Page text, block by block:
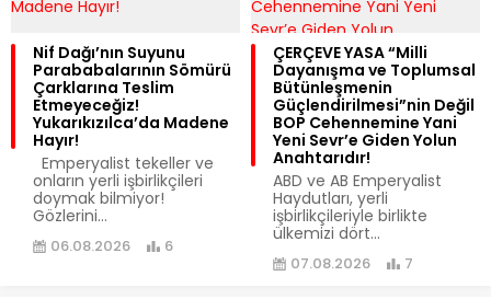
Nif Dağı’nın Suyunu
Parababalarının Sömürü
Çarklarına Teslim
Etmeyeceğiz!
Yukarıkızılca’da Madene
Hayır!
Emperyalist tekeller ve
onların yerli işbirlikçileri
doymak bilmiyor!
Gözlerini...
06.08.2026 6
ÇERÇEVE YASA “Milli
Dayanışma ve Toplumsal
Bütünleşmenin
Güçlendirilmesi”nin Değil
BOP Cehennemine Yani
Yeni Sevr’e Giden Yolun
Anahtarıdır!
​ABD ve AB Emperyalist
Haydutları, yerli
işbirlikçileriyle birlikte
ülkemizi dört...
07.08.2026 7